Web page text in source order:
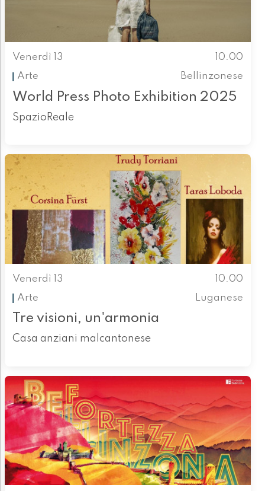
Venerdì 13
10.00
Arte
Bellinzonese
World Press Photo Exhibition 2025
SpazioReale
Venerdì 13
10.00
Arte
Luganese
Tre visioni, un'armonia
Casa anziani malcantonese